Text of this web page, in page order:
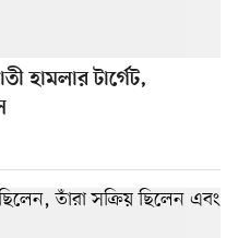
হামলার টার্গেট,